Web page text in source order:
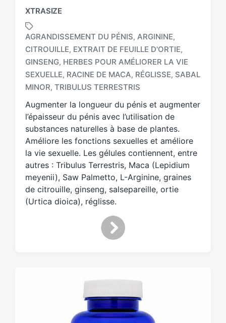
XTRASIZE
T
a
g
e
d
w
h
AGRANDISSEMENT DU PÉNIS, ARGININE,
CITROUILLE, EXTRAIT DE FEUILLE D'ORTIE,
GINSENG, HERBES POUR AMÉLIORER LA VIE
SEXUELLE, RACINE DE MACA, RÉGLISSE, SABAL
MINOR, TRIBULUS TERRESTRIS
Augmenter la longueur du pénis et augmenter
l’épaisseur du pénis avec l’utilisation de
substances naturelles à base de plantes.
Améliore les fonctions sexuelles et améliore
la vie sexuelle. Les gélules contiennent, entre
autres : Tribulus Terrestris, Maca (Lepidium
meyenii), Saw Palmetto, L-Arginine, graines
de citrouille, ginseng, salsepareille, ortie
(Urtica dioica), réglisse.